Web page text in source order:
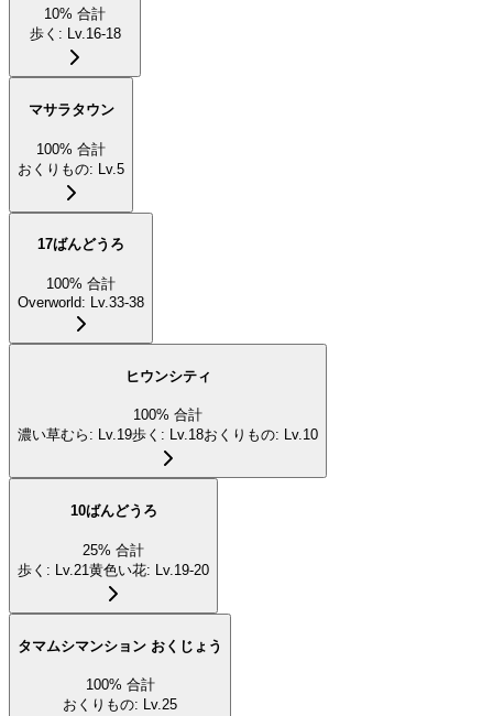
10% 合計
歩く : Lv.16-18
マサラタウン
100% 合計
おくりもの: Lv.5
17ばんどうろ
100% 合計
Overworld: Lv.33-38
ヒウンシティ
100% 合計
濃い草むら : Lv.19歩く : Lv.18おくりもの: Lv.10
10ばんどうろ
25% 合計
歩く : Lv.21 黄色い花: Lv.19-20
タマムシマンション おくじょう
100% 合計
おくりもの: Lv.25